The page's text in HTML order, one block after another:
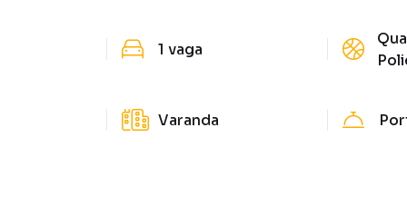
1 vaga
Varanda